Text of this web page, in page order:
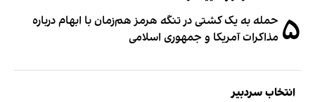
۵ حمله به یک کشتی در تنگه هرمز هم‌زمان با ابهام درباره
مذاکرات آمریکا و جمهوری اسلامی
انتخاب سردبیر